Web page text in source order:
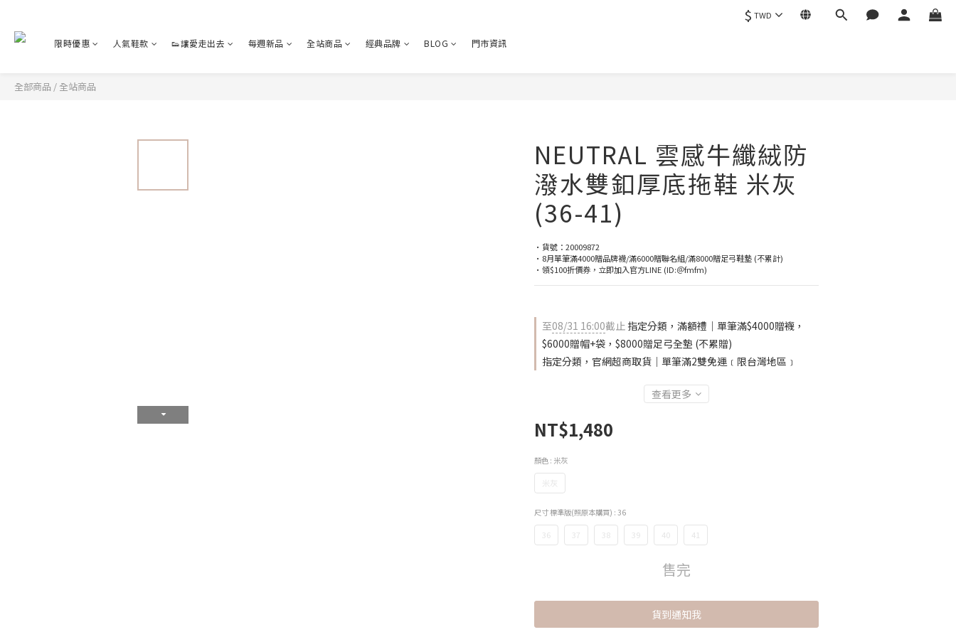
$ TWD
限時優惠 人氣鞋款 👟讓愛走出去 每週新品 全站商品 經典品牌 BLOG 門市資訊
全部商品 / 全站商品
NEUTRAL 雲感牛纖絨防
潑水雙釦厚底拖鞋 米灰
(36-41)
•貨號：20009872
•8月單筆滿4000贈品牌襪/滿6000贈聯名組/滿8000贈足弓鞋墊 (不累計)
•領$100折價券，立即加入官方LINE (ID:＠fmfm)
至08/31 16:00截止 指定分類，滿額禮｜單筆滿$4000贈襪，
$6000贈帽+袋，$8000贈足弓全墊 (不累贈)
指定分類，官網超商取貨｜單筆滿2雙免運﹝限台灣地區﹞
查看更多
NT$1,480
顏色 : 米灰
米灰
尺寸 標準版(照原本購買) : 36
36 37 38 39 40 41
售完
貨到通知我